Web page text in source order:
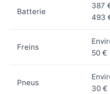
Batterie
387
493
Freins
50 €
Pneus
30 €